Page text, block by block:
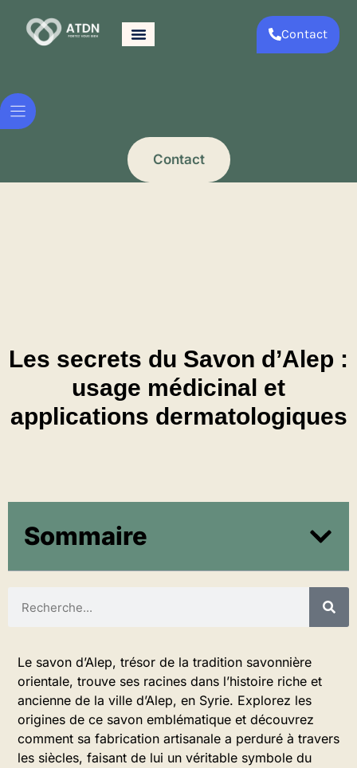
Contact
Contact
Les secrets du Savon d’Alep :
usage médicinal et
applications dermatologiques
Sommaire
Le savon d’Alep, trésor de la tradition savonnière
orientale, trouve ses racines dans l’histoire riche et
ancienne de la ville d’Alep, en Syrie. Explorez les
origines de ce savon emblématique et découvrez
comment sa fabrication artisanale a perduré à travers
les siècles, faisant de lui un véritable symbole du